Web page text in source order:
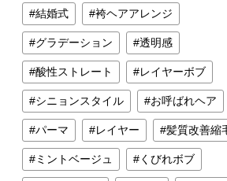
結婚式 袴ヘアアレンジ
グラデーション 透明感
酸性ストレート レイヤーボブ
シニョンスタイル お呼ばれヘア
パーマ レイヤー 髪質改善縮
ミントベージュ くびれボブ